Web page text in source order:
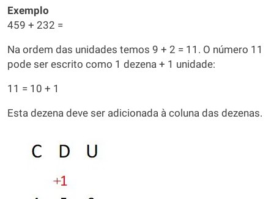
Exemplo
459 + 232 =
Na ordem das unidades temos 9 + 2 = 11. O número 11
pode ser escrito como 1 dezena + 1 unidade:
11 = 10 + 1
Esta dezena deve ser adicionada à coluna das dezenas.